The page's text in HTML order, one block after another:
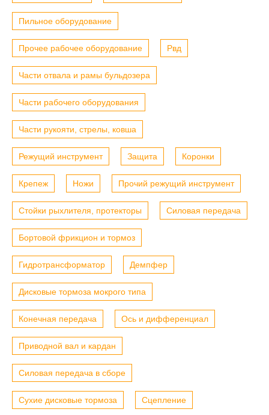
Пильное оборудование
Прочее рабочее оборудование Рвд
Части отвала и рамы бульдозера
Части рабочего оборудования
Части рукояти, стрелы, ковша
Режущий инструмент Защита Коронки
Крепеж Ножи Прочий режущий инструмент
Стойки рыхлителя, протекторы Силовая передача
Бортовой фрикцион и тормоз
Гидротрансформатор Демпфер
Дисковые тормоза мокрого типа
Конечная передача Ось и дифференциал
Приводной вал и кардан
Силовая передача в сборе
Сухие дисковые тормоза Сцепление